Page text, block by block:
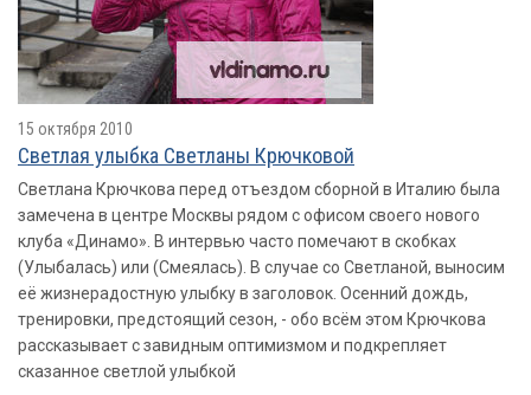
15 октября 2010
Светлая улыбка Светланы Крючковой
Светлана Крючкова перед отъездом сборной в Италию была
замечена в центре Москвы рядом с офисом своего нового
клуба «Динамо». В интервью часто помечают в скобках
(Улыбалась) или (Смеялась). В случае со Светланой, выносим
её жизнерадостную улыбку в заголовок. Осенний дождь,
тренировки, предстоящий сезон, - обо всём этом Крючкова
рассказывает с завидным оптимизмом и подкрепляет
сказанное светлой улыбкой